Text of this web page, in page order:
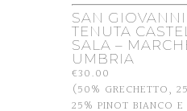
SAN
TENUTA
SALA –
UMBRIA
€30.00
(50% GRECHETTO,
25% PINOT BIANCO